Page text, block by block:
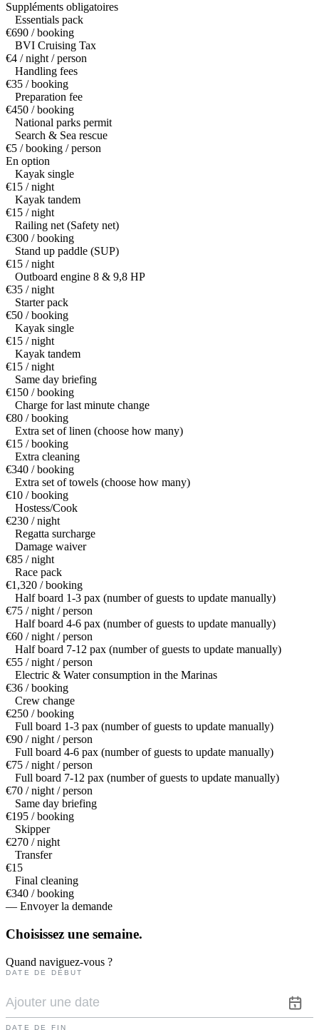
Suppléments obligatoires
Essentials pack
€690 / booking
BVI Cruising Tax
€4 / night / person
Handling fees
€35 / booking
Preparation fee
€450 / booking
National parks permit
Search & Sea rescue
€5 / booking / person
En option
Kayak single
€15 / night
Kayak tandem
€15 / night
Railing net (Safety net)
€300 / booking
Stand up paddle (SUP)
€15 / night
Outboard engine 8 & 9,8 HP
€35 / night
Starter pack
€50 / booking
Kayak single
€15 / night
Kayak tandem
€15 / night
Same day briefing
€150 / booking
Charge for last minute change
€80 / booking
Extra set of linen (choose how many)
€15 / booking
Extra cleaning
€340 / booking
Extra set of towels (choose how many)
€10 / booking
Hostess/Cook
€230 / night
Regatta surcharge
Damage waiver
€85 / night
Race pack
€1,320 / booking
Half board 1-3 pax (number of guests to update manually)
€75 / night / person
Half board 4-6 pax (number of guests to update manually)
€60 / night / person
Half board 7-12 pax (number of guests to update manually)
€55 / night / person
Electric & Water consumption in the Marinas
€36 / booking
Crew change
€250 / booking
Full board 1-3 pax (number of guests to update manually)
€90 / night / person
Full board 4-6 pax (number of guests to update manually)
€75 / night / person
Full board 7-12 pax (number of guests to update manually)
€70 / night / person
Same day briefing
€195 / booking
Skipper
€270 / night
Transfer
€15
Final cleaning
€340 / booking
— Envoyer la demande
Choisissez une semaine.
Quand naviguez-vous ?
DATE DE DÉBUT
DATE DE FIN